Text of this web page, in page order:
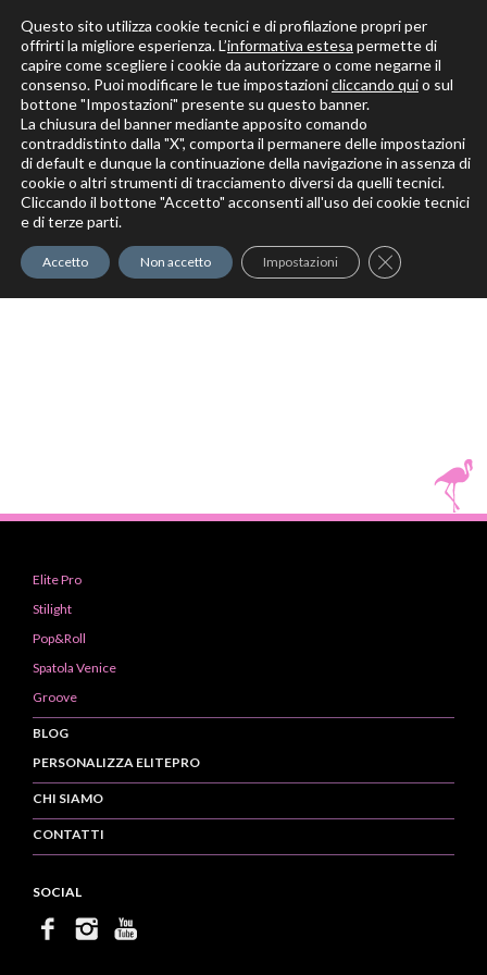
Solo per veri decoratori
Elite Pro
Elite Pro
Stilight
Pop&Roll
Spatola Venice
Groove
BLOG
PERSONALIZZA ELITEPRO
CHI SIAMO
CONTATTI
SOCIAL
Questo sito utilizza cookie tecnici e di profilazione propri per
offrirti la migliore esperienza. L’informativa estesa permette di
capire come scegliere i cookie da autorizzare o come negarne il
consenso. Puoi modificare le tue impostazionicliccando quio sul
bottone "Impostazioni" presente su questo banner.
La chiusura del banner mediante apposito comando
contraddistinto dalla "X", comporta il permanere delle impostazioni
di default e dunque la continuazione della navigazione in assenza di
cookie o altri strumenti di tracciamento diversi da quelli tecnici.
Cliccando il bottone "Accetto" acconsenti all'uso dei cookie tecnici
e di terze parti.
Accetto Non accetto Impostazioni Close GDPR